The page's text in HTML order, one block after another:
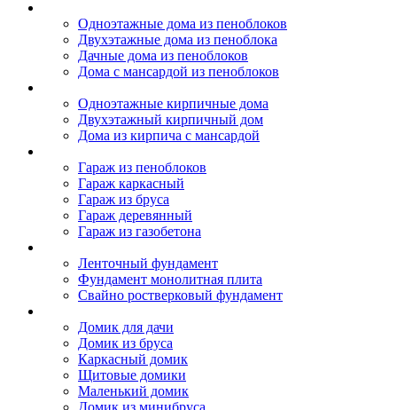
Одноэтажные дома из пеноблоков
Двухэтажные дома из пеноблока
Дачные дома из пеноблоков
Дома с мансардой из пеноблоков
Одноэтажные кирпичные дома
Двухэтажный кирпичный дом
Дома из кирпича с мансардой
Гараж из пеноблоков
Гараж каркасный
Гараж из бруса
Гараж деревянный
Гараж из газобетона
Ленточный фундамент
Фундамент монолитная плита
Свайно ростверковый фундамент
Домик для дачи
Домик из бруса
Каркасный домик
Щитовые домики
Маленький домик
Домик из минибруса